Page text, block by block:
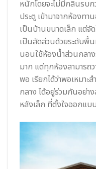
หนักโดยจะไม่มีกลิ่นรบก
ประตู เข้ามาจากห้องทา
เป็นบ้านขนาดเล็ก แต่
เป็นสัดส่วนด้วยระดับพื้
นอนใช้ห้องน้ำส่วนกลา
มาก แต่ทุกห้องสามารถว
พอ เรียกได้ว่าพอเหมา
กลาง ได้อยู่ร่วมกันอย่า
หลังเล็ก ที่ตั้งใจออกแบ